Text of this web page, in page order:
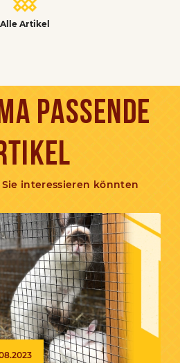
Alle Artikel
PASSENDE
interessieren könnten